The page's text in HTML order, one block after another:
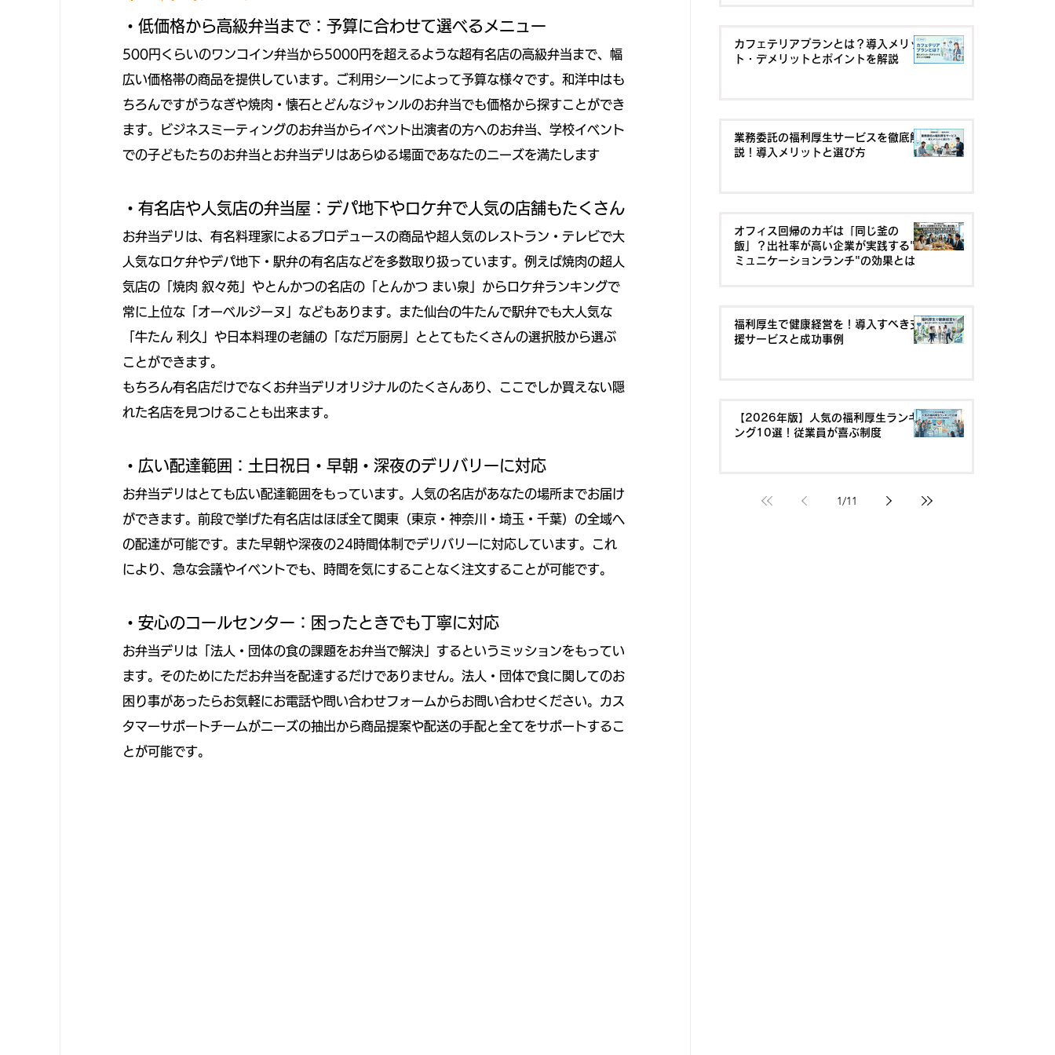
・低価格から高級弁当まで：予算に合わせて選べるメニュー
500円くらいのワンコイン弁当から5000円を超えるような超有名店の高級弁当まで、幅
広い価格帯の商品を提供しています。ご利用シーンによって予算な様々です。和洋中はも
ちろんですがうなぎや焼肉・懐石とどんなジャンルのお弁当でも価格から探すことができ
ます。ビジネスミーティングのお弁当からイベント出演者の方へのお弁当、学校イベント
での子どもたちのお弁当とお弁当デリはあらゆる場面であなたのニーズを満たします
・有名店や人気店の弁当屋：デパ地下やロケ弁で人気の店舗もたくさん
お弁当デリは、有名料理家によるプロデュースの商品や超人気のレストラン・テレビで大
人気なロケ弁やデパ地下・駅弁の有名店などを多数取り扱っています。例えば焼肉の超人
気店の「焼肉 叙々苑」やとんかつの名店の「とんかつ まい泉」からロケ弁ランキングで
常に上位な「オーベルジーヌ」などもあります。また仙台の牛たんで駅弁でも大人気な
「牛たん 利久」や日本料理の老舗の「なだ万厨房」ととてもたくさんの選択肢から選ぶ
ことができます。
もちろん有名店だけでなくお弁当デリオリジナルのたくさんあり、ここでしか買えない隠
れた名店を見つけることも出来ます。
・広い配達範囲：土日祝日・早朝・深夜のデリバリーに対応
お弁当デリはとても広い配達範囲をもっています。人気の名店があなたの場所までお届け
ができます。前段で挙げた有名店はほぼ全て関東（東京・神奈川・埼玉・千葉）の全域へ
の配達が可能です。また早朝や深夜の24時間体制でデリバリーに対応しています。これ
により、急な会議やイベントでも、時間を気にすることなく注文することが可能です。
・安心のコールセンター：困ったときでも丁寧に対応
お弁当デリは「法人・団体の食の課題をお弁当で解決」するというミッションをもってい
ます。そのためにただお弁当を配達するだけでありません。法人・団体で食に関してのお
困り事があったらお気軽にお電話や問い合わせフォームからお問い合わせください。カス
タマーサポートチームがニーズの抽出から商品提案や配送の手配と全てをサポートするこ
とが可能です。
カフェテリアプランとは？導入メリッ
ト・デメリットとポイントを解説
業務委託の福利厚生サービスを徹底解
説！導入メリットと選び方
オフィス回帰のカギは「同じ釜の
飯」？出社率が高い企業が実践する"コ
ミュニケーションランチ"の効果とは
福利厚生で健康経営を！導入すべき支
援サービスと成功事例
【2026年版】人気の福利厚生ランキ
ング10選！従業員が喜ぶ制度
1/11